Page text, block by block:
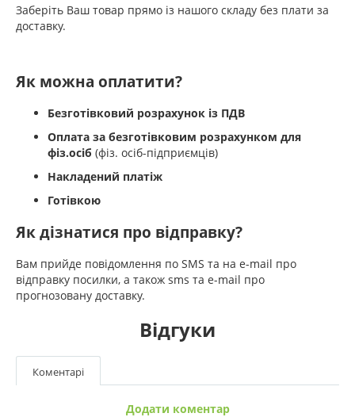
Заберіть Ваш товар прямо із нашого складу без плати за
доставку.
Як можна оплатити?
Безготівковий розрахунок із ПДВ
Оплата за безготівковим розрахунком для
фіз.осіб (фіз. осіб-підприємців)
Накладений платіж
Готівкою
Як дізнатися про відправку?
Вам прийде повідомлення по SMS та на e-mail про
відправку посилки, а також sms та e-mail про
прогнозовану доставку.
Відгуки
Коментарі
Додати коментар